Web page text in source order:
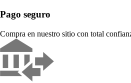
Pago seguro
Compra en nuestro sitio con total